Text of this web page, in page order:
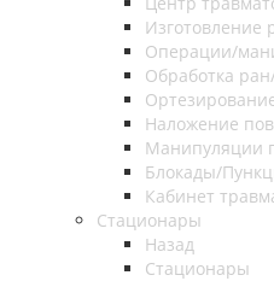
Изготовление
Операции/
Обработка
Наложение
Манипуляции
Блокады/
Кабинет
Стационары
Назад
Стационары